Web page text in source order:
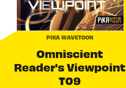
PIKA WAVETOON
Omniscient
Reader's Viewpoint
T09